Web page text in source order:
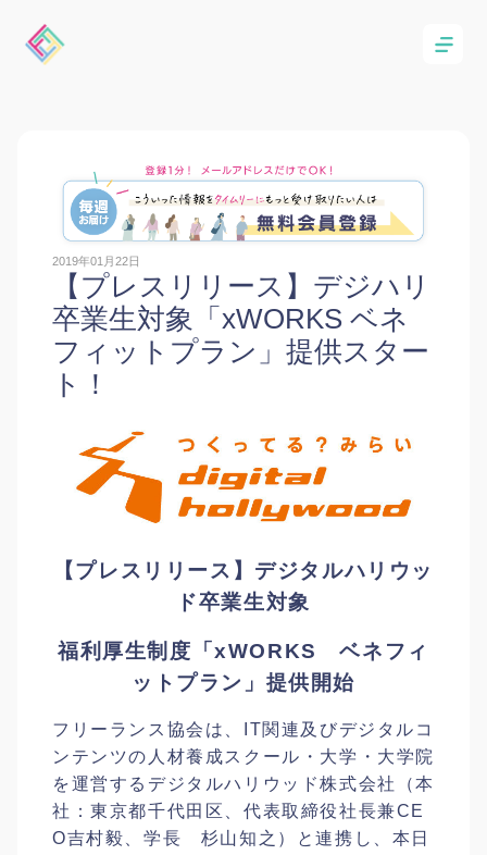
2019年01月22日
【プレスリリース】デジハリ
卒業生対象「xWORKS ベネ
フィットプラン」提供スター
ト！
【プレスリリース】デジタルハリウッ
ド卒業生対象
福利厚生制度「xWORKS ベネフィ
ットプラン」提供開始
フリーランス協会は、IT関連及びデジタルコ
ンテンツの人材養成スクール・大学・大学院
を運営するデジタルハリウッド株式会社（本
社：東京都千代田区、代表取締役社長兼CE
O吉村毅、学長 杉山知之）と連携し、本日